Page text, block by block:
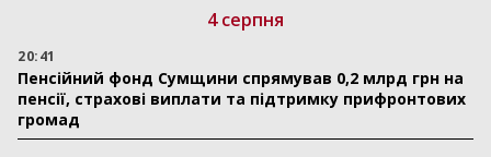
4 серпня
20:41
Пенсійний фонд Сумщини спрямував 0,2 млрд грн на
пенсії, страхові виплати та підтримку прифронтових
громад